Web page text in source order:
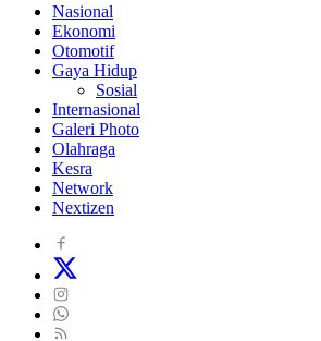
Nasional
Ekonomi
Otomotif
Gaya Hidup
Sosial
Internasional
Galeri Photo
Olahraga
Kesra
Network
Nextizen